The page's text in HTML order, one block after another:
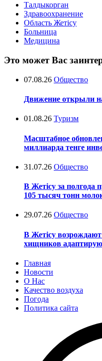
Талдыкорган
Здравоохранение
Область Жетісу
Больница
Медицина
Это может Вас
07.08.26 Общество
Движение открыли
01.08.26 Туризм
Масштабное
миллиарда тенге
31.07.26 Общество
В Жетісу за полгода
105 тысяч тонн
29.07.26 Общество
В Жетісу
хищников
Главная
Новости
О Нас
Качество воздуха
Погода
Политика сайта